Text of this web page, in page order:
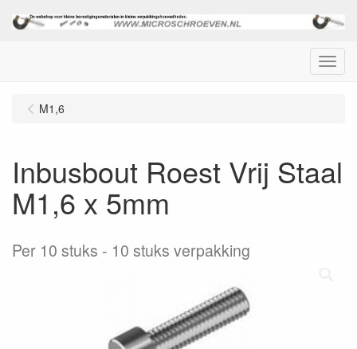
Menu
M1,6
Inbusbout Roest Vrij Staal
M1,6 x 5mm
Per 10 stuks 10 stuks verpakking